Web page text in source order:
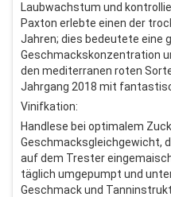
Laubwachstum und
Paxton erlebte einen der
Jahren; dies bedeutete eine
Geschmackskonzentration
den mediterranen roten
Jahrgang 2018 mit
Vinifkation:
Handlese bei optimalem
Geschmacksgleichgewicht,
auf dem Trester
täglich umgepumpt und
Geschmack und